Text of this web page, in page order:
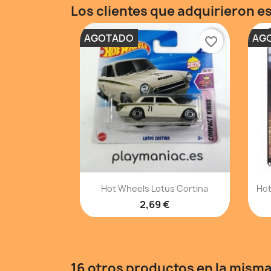
Los clientes que adquirieron
Vista rápida
Hot Wheels Lotus Cortina
2,69 €
AGOTADO favorite_border